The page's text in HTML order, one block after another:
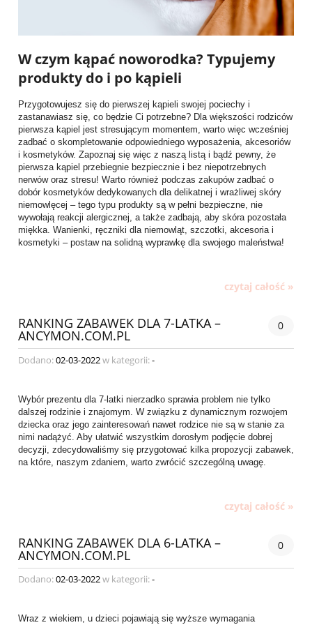
W czym kąpać noworodka? Typujemy
produkty do i po kąpieli
Przygotowujesz się do pierwszej kąpieli swojej pociechy i
zastanawiasz się, co będzie Ci potrzebne? Dla większości rodziców
pierwsza kąpiel jest stresującym momentem, warto więc wcześniej
zadbać o skompletowanie odpowiedniego wyposażenia, akcesoriów
i kosmetyków. Zapoznaj się więc z naszą listą i bądź pewny, że
pierwsza kąpiel przebiegnie bezpiecznie i bez niepotrzebnych
nerwów oraz stresu! Warto również podczas zakupów zadbać o
dobór kosmetyków dedykowanych dla delikatnej i wrażliwej skóry
niemowlęcej – tego typu produkty są w pełni bezpieczne, nie
wywołają reakcji alergicznej, a także zadbają, aby skóra pozostała
miękka. Wanienki, ręczniki dla niemowląt, szczotki, akcesoria i
kosmetyki – postaw na solidną wyprawkę dla swojego maleństwa!
czytaj całość »
RANKING ZABAWEK DLA 7-LATKA –
ANCYMON.COM.PL
0
Dodano:02-03-2022w kategorii:-
Wybór prezentu dla 7-latki nierzadko sprawia problem nie tylko
dalszej rodzinie i znajomym. W związku z dynamicznym rozwojem
dziecka oraz jego zainteresowań nawet rodzice nie są w stanie za
nimi nadążyć. Aby ułatwić wszystkim dorosłym podjęcie dobrej
decyzji, zdecydowaliśmy się przygotować kilka propozycji zabawek,
na które, naszym zdaniem, warto zwrócić szczególną uwagę.
czytaj całość »
RANKING ZABAWEK DLA 6-LATKA –
ANCYMON.COM.PL
0
Dodano:02-03-2022w kategorii:-
Wraz z wiekiem, u dzieci pojawiają się wyższe wymagania